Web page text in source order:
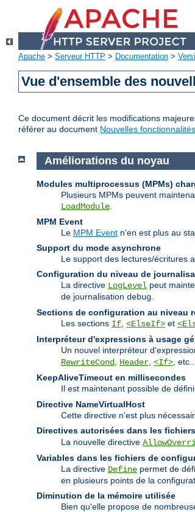
Apache > Serveur HTTP > Documentation >
Vue d'ensemble des
Ce document décrit les modifications
référer au document Nouvelles
Améliorations du noyau
Modules multiprocessus (MPMs)
Plusieurs MPMs peuvent
LoadModule
MPM Event
Le MPM Event n'en est plus au
Support du mode asynchrone
Le support des lectures/écritures
Configuration du niveau de
La directive LogLevel peut
de journalisation debug
Sections de configuration au niveau
Les sections If <ElseIf> et
Interpréteur d'expressions à usage
Un nouvel interpréteur
RewriteCond
Header <If> , etc...
KeepAliveTimeout en millisecondes
Il est maintenant possible de
Directive NameVirtualHost
Cette directive n'est plus
Directives autorisées dans les fichiers
La nouvelle directive
Variables dans les fichiers de
La directive Define permet de
en plusieurs points de la
Diminution de la mémoire utilisée
Bien qu'elle propose de